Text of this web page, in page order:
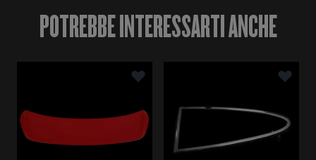
POTREBBE INTERESSARTI ANCHE
È possibile navigare tra gli elementi del carosello
Premere per saltare il carosello